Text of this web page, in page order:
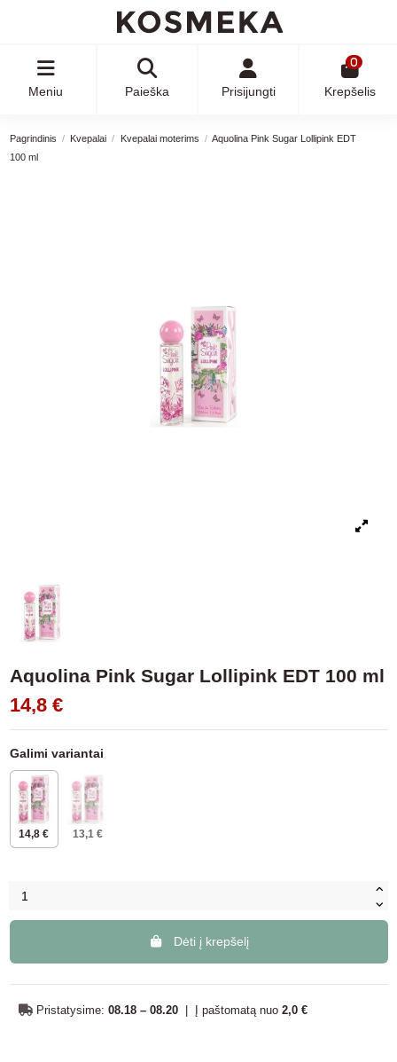
Meniu Paieška Prisijungti
0
Krepšelis
Pagrindinis Kvepalai Kvepalai moterims
Aquolina Pink Sugar Lollipink EDT
100 ml
Aquolina Pink Sugar Lollipink EDT 100 ml
14,8 €
Galimi variantai
14,8 € 13,1 €
Dėti į krepšelį
Pristatysime: 08.18 – 08.20 | Į paštomatą nuo 2,0 €